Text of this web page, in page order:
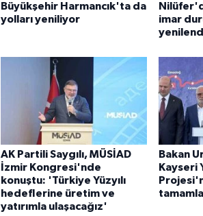
Büyükşehir Harmancık'ta da
yolları yeniliyor
imar
AK Partili Saygılı, MÜSİAD
İzmir Kongresi'nde
konuştu: 'Türkiye Yüzyılı
hedeflerine üretim ve
yatırımla ulaşacağız'
Bakan
Kayseri